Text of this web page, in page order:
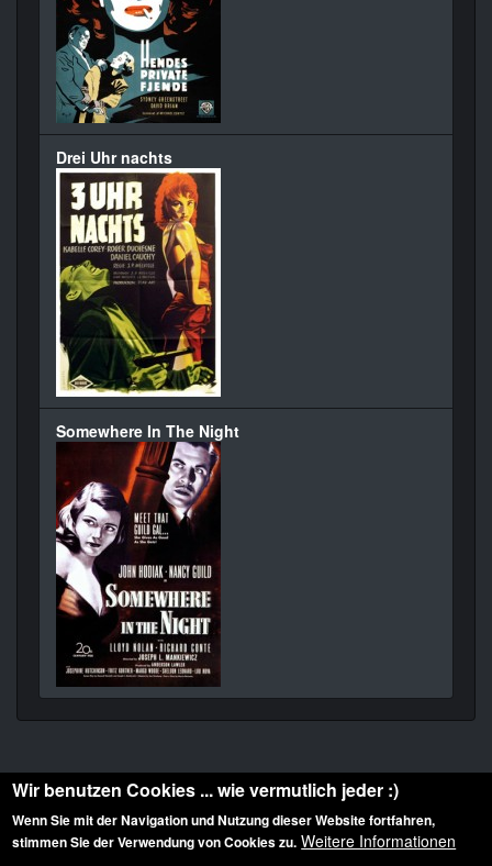
Drei Uhr nachts
Somewhere In The Night
Diese Website ist urheberrechtlich geschützt: © 2010-2026 der Film Noir de. Alle
Wir benutzen Cookies ... wie vermutlich jeder :)
Wenn Sie mit der Navigation und Nutzung dieser Website fortfahren,
stimmen Sie der Verwendung von Cookies zu. Weitere Informationen